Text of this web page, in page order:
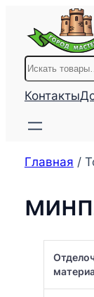
содержимому
Поиск
Контакты
Главная /